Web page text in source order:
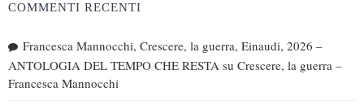
COMMENTI RECENTI
Francesca Mannocchi, Crescere, la guerra, Einaudi, 2026 –
ANTOLOGIA DEL TEMPO CHE RESTA su Crescere, la guerra –
Francesca Mannocchi